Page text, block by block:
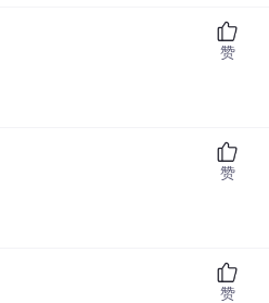
赞
赞
赞